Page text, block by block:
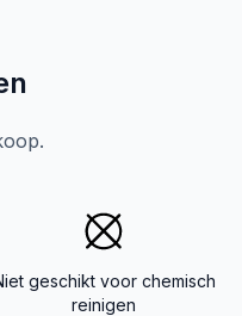
geschikt voor chemisch
reinigen